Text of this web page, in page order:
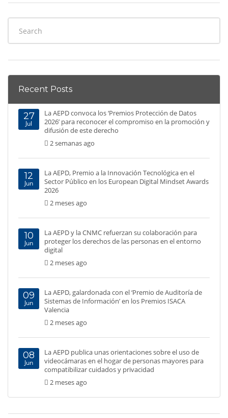
Recent Posts
27
Jul
La AEPD convoca los ‘Premios Protección de Datos
2026’ para reconocer el compromiso en la promoción y
difusión de este derecho
2 semanas ago
12
Jun
La AEPD, Premio a la Innovación Tecnológica en el
Sector Público en los European Digital Mindset Awards
2026
2 meses ago
10
Jun
La AEPD y la CNMC refuerzan su colaboración para
proteger los derechos de las personas en el entorno
digital
2 meses ago
09
Jun
La AEPD, galardonada con el ‘Premio de Auditoría de
Sistemas de Información’ en los Premios ISACA
Valencia
2 meses ago
08
Jun
La AEPD publica unas orientaciones sobre el uso de
videocámaras en el hogar de personas mayores para
compatibilizar cuidados y privacidad
2 meses ago